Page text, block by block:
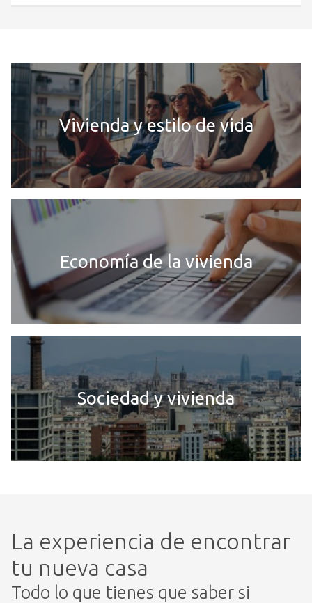
Vivienda y estilo de vida
Economía de la vivienda
Sociedad y vivienda
La experiencia de encontrar
tu nueva casa
Todo lo que tienes que saber si